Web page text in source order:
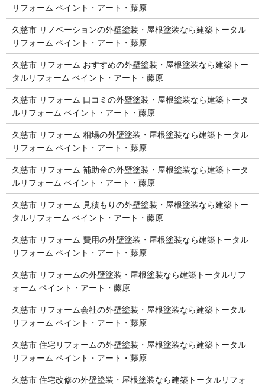
リフォーム ペイント・アート・藤原
久慈市 リノベーションの外壁塗装・屋根塗装なら建築トータル
リフォーム ペイント・アート・藤原
久慈市 リフォーム おすすめの外壁塗装・屋根塗装なら建築トー
タルリフォーム ペイント・アート・藤原
久慈市 リフォーム 口コミの外壁塗装・屋根塗装なら建築トータ
ルリフォーム ペイント・アート・藤原
久慈市 リフォーム 相場の外壁塗装・屋根塗装なら建築トータル
リフォーム ペイント・アート・藤原
久慈市 リフォーム 補助金の外壁塗装・屋根塗装なら建築トータ
ルリフォーム ペイント・アート・藤原
久慈市 リフォーム 見積もりの外壁塗装・屋根塗装なら建築トー
タルリフォーム ペイント・アート・藤原
久慈市 リフォーム 費用の外壁塗装・屋根塗装なら建築トータル
リフォーム ペイント・アート・藤原
久慈市 リフォームの外壁塗装・屋根塗装なら建築トータルリフ
ォーム ペイント・アート・藤原
久慈市 リフォーム会社の外壁塗装・屋根塗装なら建築トータル
リフォーム ペイント・アート・藤原
久慈市 住宅リフォームの外壁塗装・屋根塗装なら建築トータル
リフォーム ペイント・アート・藤原
久慈市 住宅改修の外壁塗装・屋根塗装なら建築トータルリフォ